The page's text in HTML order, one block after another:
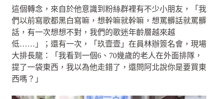
這個轉念，來自於他意識到粉絲群裡有不少小朋友，「我
們以前寫歌都黑白寫嘛，想幹嘛就幹嘛，想罵髒話就罵髒
話，有一次想想不對，我們的歌迷年齡層越來越
低……」；還有一次，「玖壹壹」在員林辦簽名會，現場
大排長龍：「我看到一個6、70幾歲的老人在外面排隊，
提了一袋東西，我以為他走錯了，還問阿北說你是要買東
西嗎？」